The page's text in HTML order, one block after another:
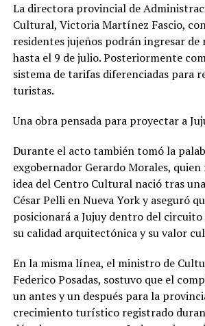
La directora provincial de
Cultural, Victoria Martínez Fascio,
residentes jujeños podrán ingresar
hasta el 9 de julio. Posteriormente
sistema de tarifas diferenciadas para
turistas.
Una obra pensada para proyectar a
Durante el acto también tomó la
exgobernador Gerardo Morales,
idea del Centro Cultural nació tras
César Pelli en Nueva York y aseguró
posicionará a Jujuy dentro del
su calidad arquitectónica y su valor
En la misma línea, el ministro de
Federico Posadas, sostuvo que el
un antes y un después para la
crecimiento turístico registrado